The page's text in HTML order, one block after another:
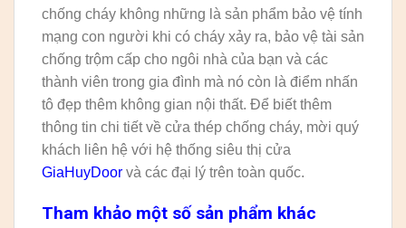
chống cháy không những là sản phẩm bảo vệ tính
mạng con người khi có cháy xảy ra, bảo vệ tài sản
chống trộm cấp cho ngôi nhà của bạn và các
thành viên trong gia đình mà nó còn là điểm nhấn
tô đẹp thêm không gian nội thất. Để biết thêm
thông tin chi tiết về cửa thép chống cháy, mời quý
khách liên hệ với hệ thống siêu thị cửa
GiaHuyDoor và các đại lý trên toàn quốc.
Tham khảo một số sản phẩm khác